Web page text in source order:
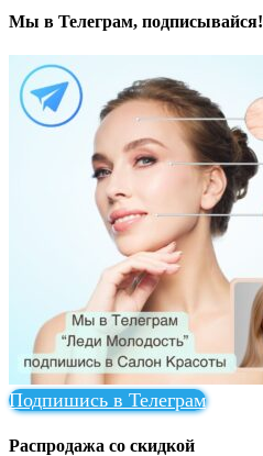
Мы в Телеграм, подписывайся!
Подпишись в Телеграм
Распродажа со скидкой